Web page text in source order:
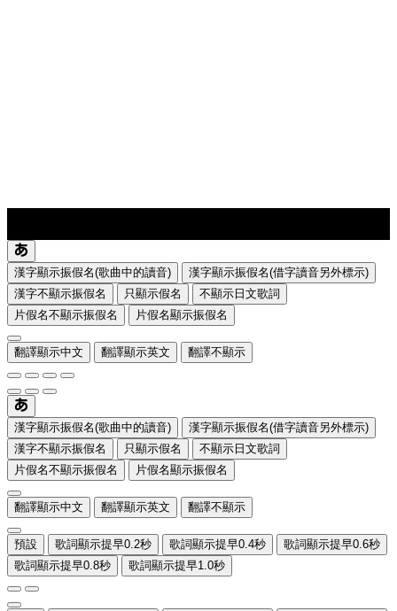
漢字顯示振假名(歌曲中的讀音)
漢字顯示振假名(借字讀音另外標示)
漢字不顯示振假名
只顯示假名
不顯示日文歌詞
片假名不顯示振假名
片假名顯示振假名
翻譯顯示中文 翻譯顯示英文 翻譯不顯示
漢字顯示振假名(歌曲中的讀音)
漢字顯示振假名(借字讀音另外標示)
漢字不顯示振假名
只顯示假名
不顯示日文歌詞
片假名不顯示振假名
片假名顯示振假名
翻譯顯示中文 翻譯顯示英文 翻譯不顯示
預設 歌詞顯示提早0.2秒 歌詞顯示提早0.4秒
歌詞顯示提早0.6秒
歌詞顯示提早0.8秒
歌詞顯示提早1.0秒